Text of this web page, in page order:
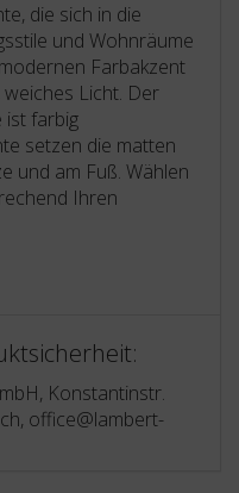
die sich in die
und Wohnräume
Farbakzent
weiches Licht. Der
ist farbig
setzen die matten
und am Fuß. Wählen
Ihren
Konstantinstr.
office@lambert-